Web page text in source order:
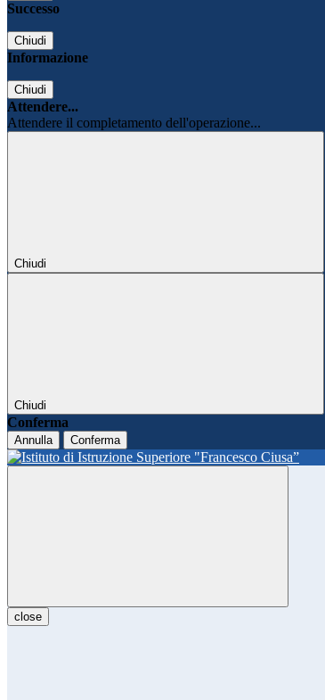
Successo
Chiudi
Informazione
Chiudi
Attendere...
Attendere il completamento dell'operazione...
Chiudi
Chiudi
Conferma
Annulla Conferma
close